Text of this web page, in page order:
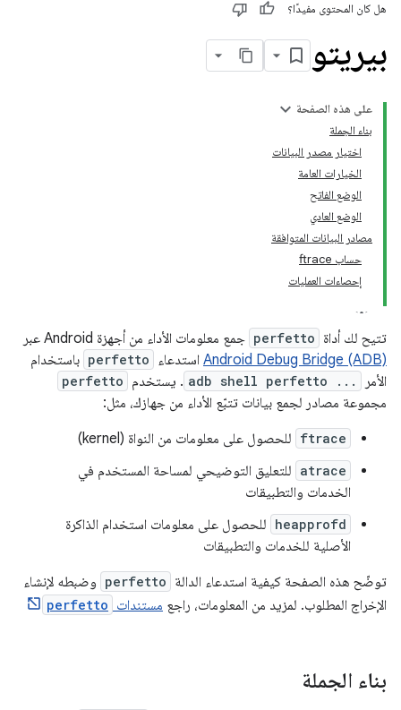
هل كان المحتوى مفيدًا؟
بيريتو
على هذه الصفحة
بناء الجملة
اختيار مصدر البيانات
الخيارات العامة
الوضع الفاتح
الوضع العادي
مصادر البيانات المتوافقة
حساب ftrace
إحصاءات العمليات
تتيح لك أداة perfetto جمع معلومات الأداء من أجهزة Android عبر
Android Debug Bridge (ADB) استدعاء perfetto باستخدام
الأمر
adb shell perfetto ... . يستخدم perfetto
مجموعة مصادر لجمع بيانات تتبّع الأداء من جهازك، مثل:
ftrace للحصول على معلومات من النواة (kernel)
atrace للتعليق التوضيحي لمساحة المستخدم في
الخدمات والتطبيقات
heapprofd للحصول على معلومات استخدام الذاكرة
الأصلية للخدمات والتطبيقات
توضّح هذه الصفحة كيفية استدعاء الدالة perfetto وضبطه لإنشاء
الإخراج المطلوب. لمزيد من المعلومات، راجع مستندات perfetto
بناء الجملة